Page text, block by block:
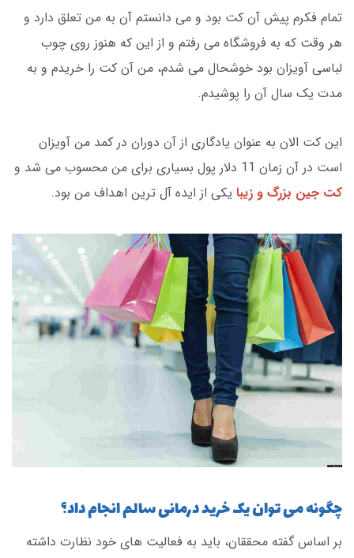
تمام فکرم پیش آن کت بود و می دانستم آن به من تعلق دارد و
هر وقت که به فروشگاه می رفتم و از این که هنوز روی چوب
لباسی آویزان بود خوشحال می شدم، من آن کت را خریدم و به
مدت یک سال آن را پوشیدم.
این کت الان به عنوان یادگاری از آن دوران در کمد من آویزان
است در آن زمان 11 دلار پول بسیاری برای من محسوب می شد و
کت جین بزرگ و زیبا یکی از ایده آل ترین اهداف من بود.
چگونه می توان یک خرید درمانی سالم انجام داد؟
بر اساس گفته محققان، باید به فعالیت های خود نظارت داشته